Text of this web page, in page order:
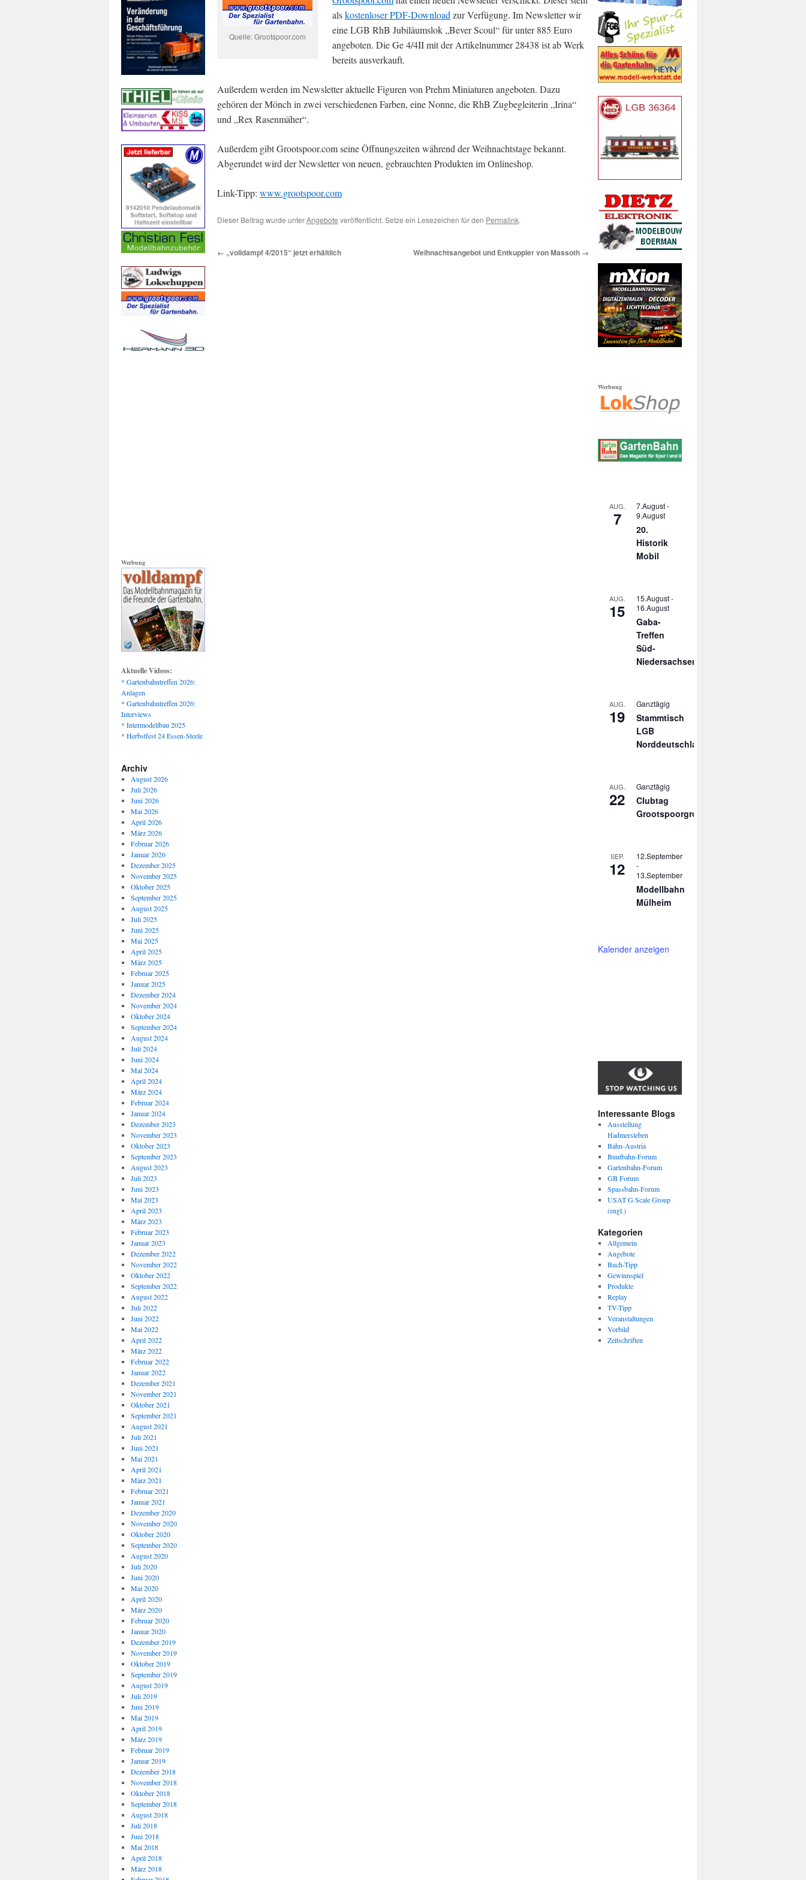
Quelle: Grootspoor.com
alskostenloser PDF-Download zur Verfügung. Im Newsletter wir
eine LGB RhB Jubiläumslok „Bever Scoul“ für unter 885 Euro
angeboten. Die Ge 4/4II mit der Artikelnummer 28438 ist ab Werk
bereits ausverkauft.
Außerdem werden im Newsletter aktuelle Figuren von Prehm Miniaturen angeboten. Dazu
gehören der Mönch in zwei verschiedenen Farben, eine Nonne, die RhB Zugbegleiterin „Irina“
und „Rex Rasenmäher“.
Außerdem gibt Grootspoor.com seine Öffnungszeiten während der Weihnachtstage bekannt.
Abgerundet wird der Newsletter von neuen, gebrauchten Produkten im Onlineshop.
Link-Tipp: www.grootspoor.com
Dieser Beitrag wurde unterAngebote veröffentlicht. Setze ein Lesezeichen für den Permalink.
← „volldampf 4/2015“ jetzt erhältlich Weihnachtsangebot und Entkuppler von Massoth →
Werbung
Aktuelle Videos:
* Gartenbahntreffen 2026:
Anlagen
* Gartenbahntreffen 2026:
Interviews
* Intermodellbau 2025
* Herbstfest 24 Essen-Steele
Archiv
August 2026
Juli 2026
Juni 2026
Mai 2026
April 2026
März 2026
Februar 2026
Januar 2026
Dezember 2025
November 2025
Oktober 2025
September 2025
August 2025
Juli 2025
Juni 2025
Mai 2025
April 2025
März 2025
Februar 2025
Januar 2025
Dezember 2024
November 2024
Oktober 2024
September 2024
August 2024
Juli 2024
Juni 2024
Mai 2024
April 2024
März 2024
Februar 2024
Januar 2024
Dezember 2023
November 2023
Oktober 2023
September 2023
August 2023
Juli 2023
Juni 2023
Mai 2023
April 2023
März 2023
Februar 2023
Januar 2023
Dezember 2022
November 2022
Oktober 2022
September 2022
August 2022
Juli 2022
Juni 2022
Mai 2022
April 2022
März 2022
Februar 2022
Januar 2022
Dezember 2021
November 2021
Oktober 2021
September 2021
August 2021
Juli 2021
Juni 2021
Mai 2021
April 2021
März 2021
Februar 2021
Januar 2021
Dezember 2020
November 2020
Oktober 2020
September 2020
August 2020
Juli 2020
Juni 2020
Mai 2020
April 2020
März 2020
Februar 2020
Januar 2020
Dezember 2019
November 2019
Oktober 2019
September 2019
August 2019
Juli 2019
Juni 2019
Mai 2019
April 2019
März 2019
Februar 2019
Januar 2019
Dezember 2018
November 2018
Oktober 2018
September 2018
August 2018
Juli 2018
Juni 2018
Mai 2018
April 2018
März 2018
Werbung
AUG.
7
7.August-
9.August
20.
Historik
Mobil
AUG.
15
15.August-
16.August
Gaba-
Treffen
Süd-
Niedersachsen
AUG.
19
Ganztägig
Stammtisch
LGB
Norddeutschland
AUG.
22
Ganztägig
Clubtag
Grootspoorgroep
SEP.
12
12.September
-
13.September
Modellbahn
Mülheim
Kalender anzeigen
Interessante Blogs
Ausstellung
Hadmersleben
Bahn-Austria
Buntbahn-Forum
Gartenbahn-Forum
GB Forum
Spassbahn-Forum
USAT G Scale Group
(engl.)
Kategorien
Allgemein
Angebote
Buch-Tipp
Gewinnspiel
Produkte
Replay
TV-Tipp
Veranstaltungen
Vorbild
Zeitschriften